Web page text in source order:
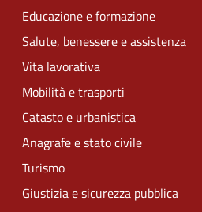
Educazione e formazione
Salute, benessere e assistenza
Vita lavorativa
Mobilità e trasporti
Catasto e urbanistica
Anagrafe e stato civile
Turismo
Giustizia e sicurezza pubblica